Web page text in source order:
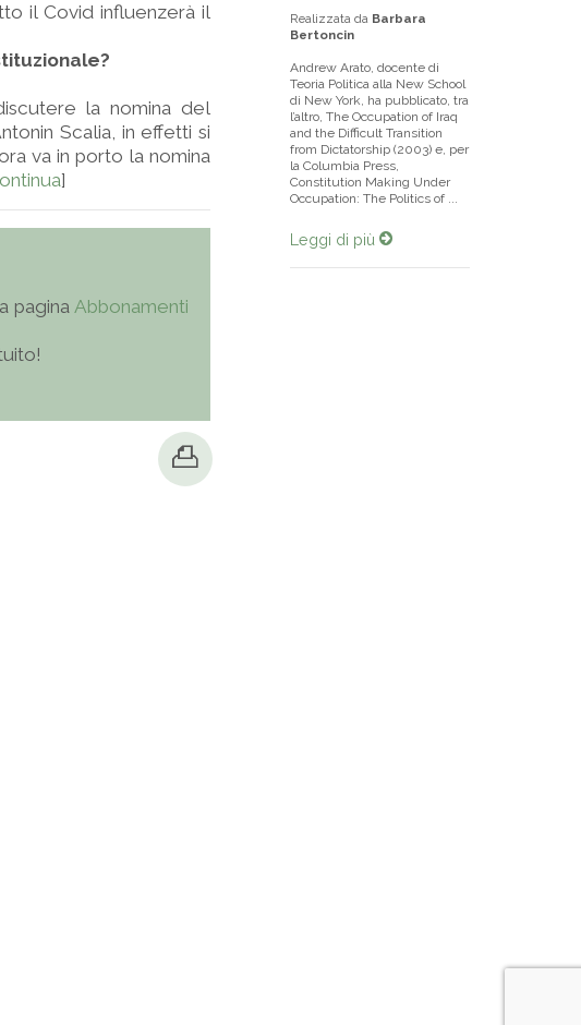
il Covid influenzerà il
la nomina del
Scalia, in effetti si
va in porto la nomina
]
paginaAbbonamenti
Realizzata da Barbara
Bertoncin
Andrew Arato, docente di
Teoria Politica alla New School
di New York, ha pubblicato, tra
l’altro, The Occupation of Iraq
and the Difficult Transition
from Dictatorship (2003) e, per
la Columbia Press,
Constitution Making Under
Occupation: The Politics of ...
Leggi di più